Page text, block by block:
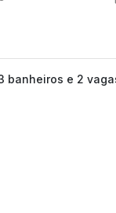
banheiros e 2